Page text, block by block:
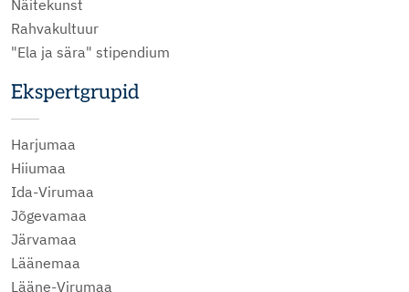
Näitekunst
Rahvakultuur
"Ela ja sära" stipendium
Ekspertgrupid
Harjumaa
Hiiumaa
Ida-Virumaa
Jõgevamaa
Järvamaa
Läänemaa
Lääne-Virumaa